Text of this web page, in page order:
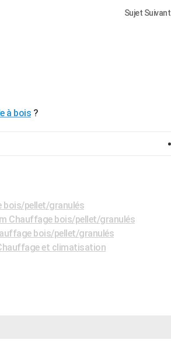
Sujet Suivant
à bois ?
bois/pellet/granulés
Chauffage bois/pellet/granulés
bois/pellet/granulés
et climatisation